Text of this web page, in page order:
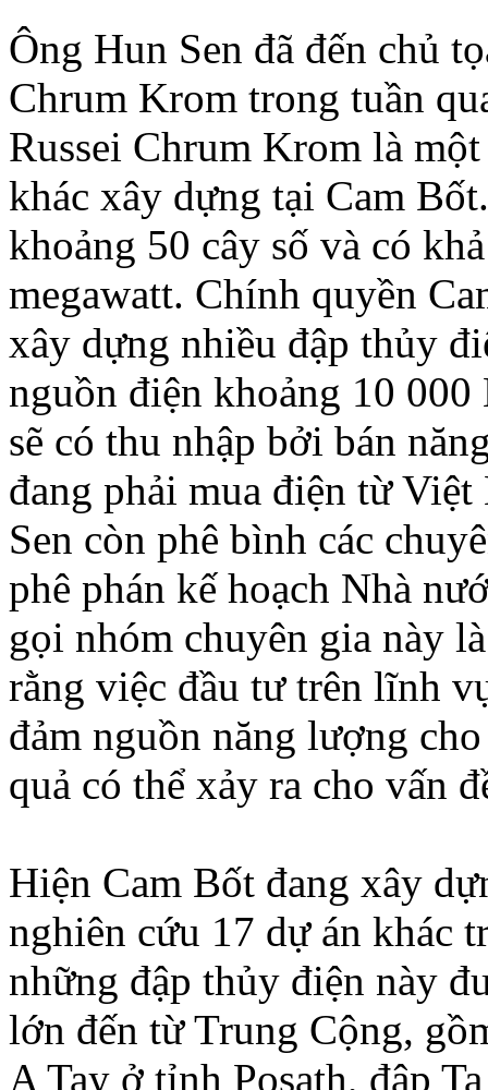
Ông Hun Sen đã đến chủ
Chrum Krom trong tuần
Russei Chrum Krom là
khác xây dựng tại Cam
khoảng 50 cây số và có
megawatt. Chính quyền
xây dựng nhiều đập thủy
nguồn điện khoảng 10
sẽ có thu nhập bởi bán
đang phải mua điện từ
Sen còn phê bình các
phê phán kế hoạch Nhà
gọi nhóm chuyên gia này
rằng việc đầu tư trên lĩnh
đảm nguồn năng lượng
quả có thể xảy ra cho vấn
Hiện Cam Bốt đang xây
nghiên cứu 17 dự án khác
những đập thủy điện này
lớn đến từ Trung Cộng,
A Tay ở tỉnh Posath, đập